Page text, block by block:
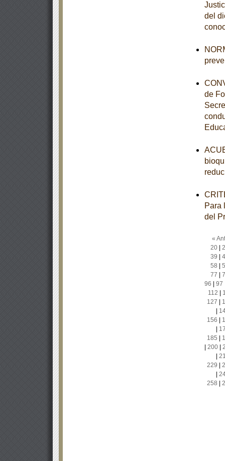
del
de
Para
del
«
20|
39
58
77
96
97
112
127
156
185
200|
229
258